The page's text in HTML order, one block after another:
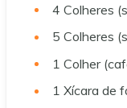
4 Colheres
5 Colheres
1 Colher
1 Xícara de